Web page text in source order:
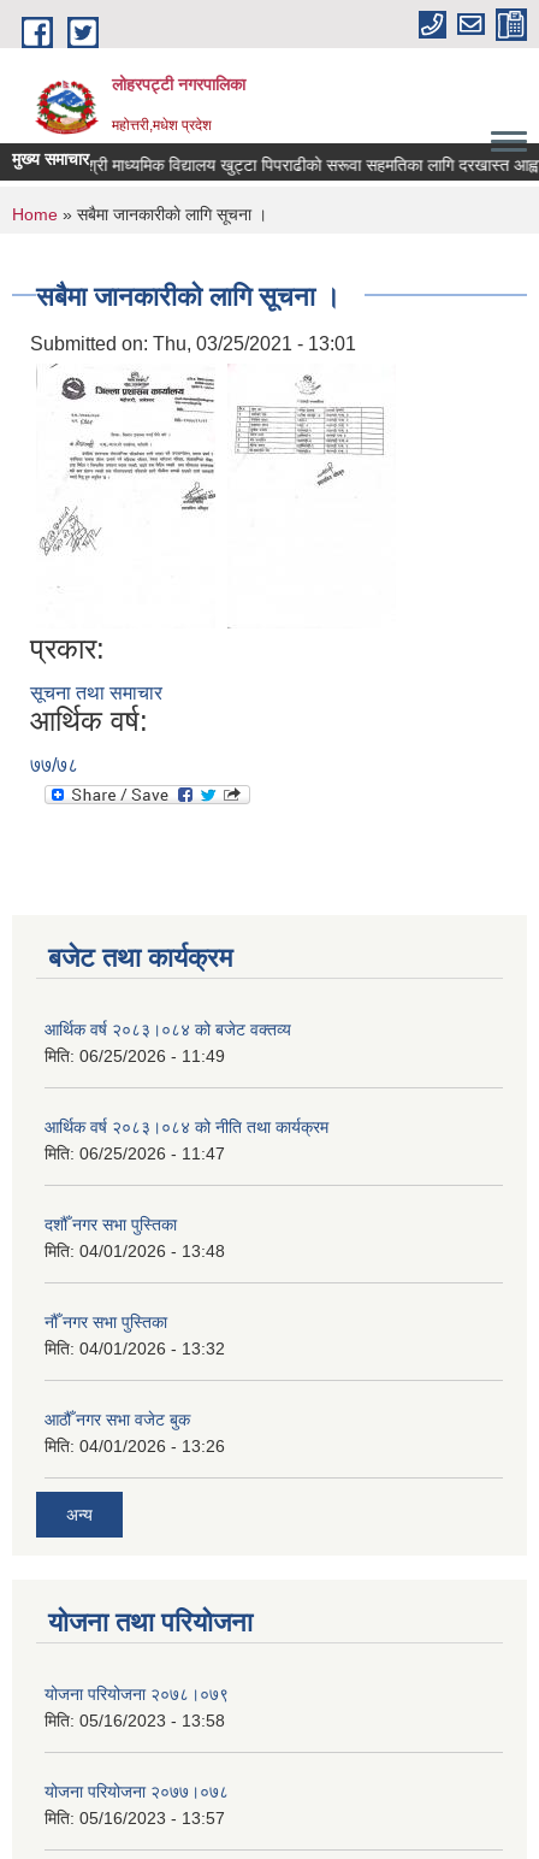
Skip to main content
लोहरपट्टी नगरपालिका
महोत्तरी,मधेश प्रदेश
मुख्य समाचार श्री माध्यमिक विद्यालय खुट्टा पिपराढीकाे सरूवा सहमतिका लागि
You are here
Home » सबैमा जानकारीकाे लागि सूचना ।
सबैमा जानकारीकाे लागि सूचना ।
Submitted on: Thu, 03/25/2021 - 13:01
प्रकार:
सूचना तथा समाचार
आर्थिक वर्ष:
७७/७८
बजेट तथा कार्यक्रम
आर्थिक वर्ष २०८३।०८४ को बजेट वक्तव्य
मिति: 06/25/2026 - 11:49
आर्थिक वर्ष २०८३।०८४ को नीति तथा कार्यक्रम
मिति: 06/25/2026 - 11:47
दशौँ नगर सभा पुस्तिका
मिति: 04/01/2026 - 13:48
नौँ नगर सभा पुस्तिका
मिति: 04/01/2026 - 13:32
आठौँ नगर सभा वजेट बुक
मिति: 04/01/2026 - 13:26
अन्य
योजना तथा परियोजना
योजना परियोजना २०७८।०७९
मिति: 05/16/2023 - 13:58
योजना परियोजना २०७७।०७८
मिति: 05/16/2023 - 13:57